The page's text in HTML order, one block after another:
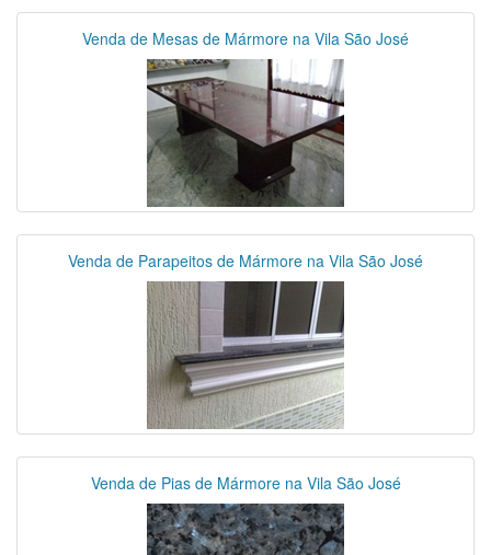
Venda de Mesas de Mármore na Vila São José
Venda de Parapeitos de Mármore na Vila São José
Venda de Pias de Mármore na Vila São José